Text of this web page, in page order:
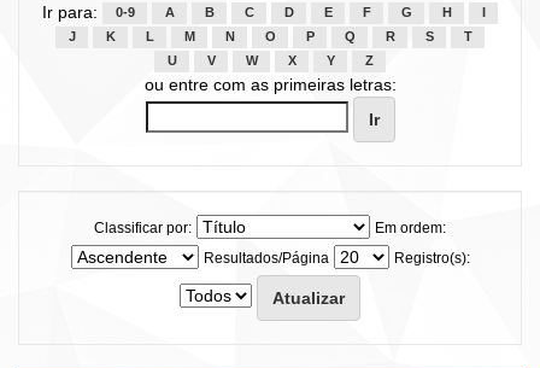
Ir para: 0-9 A B C D E F G H
J
K L M N O P Q R S
T
U
V W X Y Z
ou entre com as primeiras letras:
Classificar por:
Em ordem:
Resultados/Página
Registro(s):